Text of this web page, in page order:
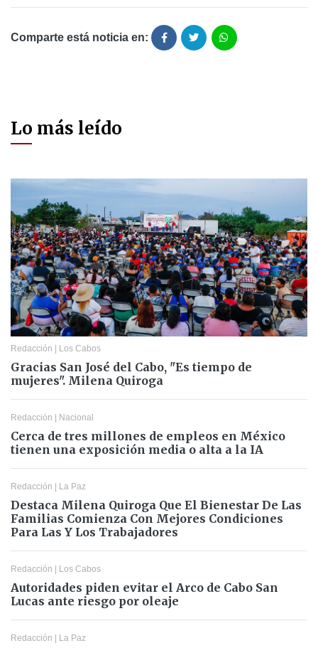
Comparte está noticia en:
Lo más leído
Redacción | Los Cabos
Gracias San José del Cabo, "Es tiempo de
mujeres". Milena Quiroga
Redacción | Nacional
Cerca de tres millones de empleos en México
tienen una exposición media o alta a la IA
Redacción | La Paz
Destaca Milena Quiroga Que El Bienestar De Las
Familias Comienza Con Mejores Condiciones
Para Las Y Los Trabajadores
Redacción | Los Cabos
Autoridades piden evitar el Arco de Cabo San
Lucas ante riesgo por oleaje
Redacción | La Paz